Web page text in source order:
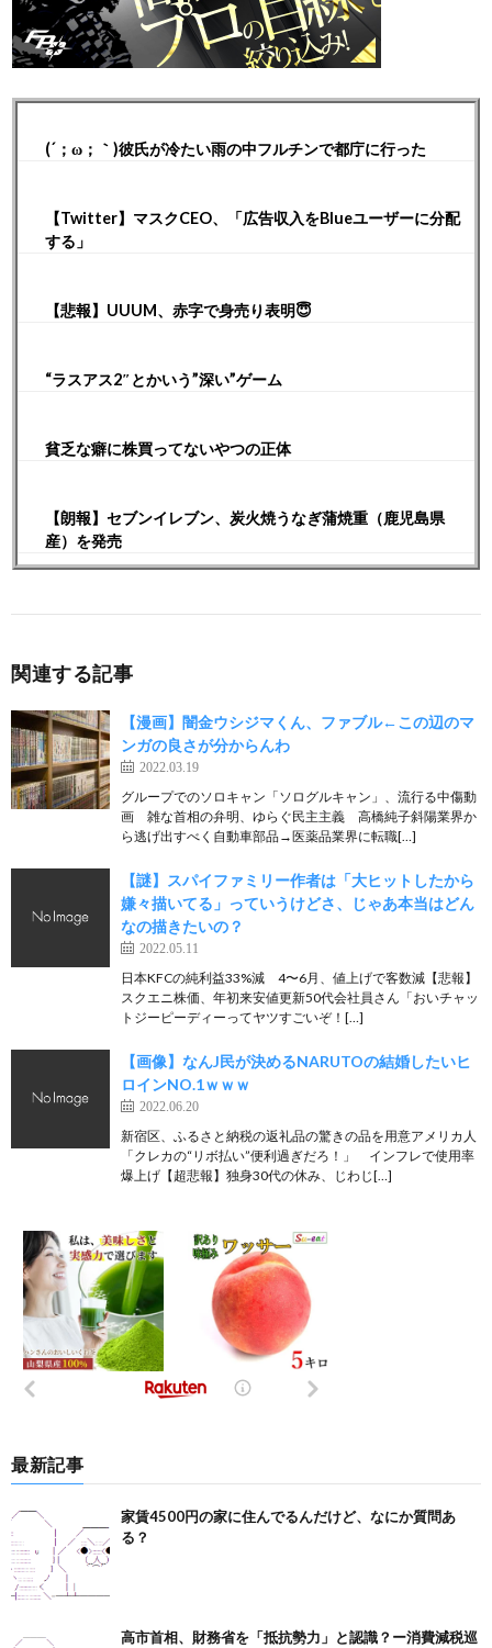
(´；ω；｀)彼氏が冷たい雨の中フルチンで都庁に行った
【Twitter】マスクCEO、「広告収入をBlueユーザーに分配
する」
【悲報】UUUM、赤字で身売り表明😇
“ラスアス2″とかいう”深い”ゲーム
貧乏な癖に株買ってないやつの正体
【朗報】セブンイレブン、炭火焼うなぎ蒲焼重（鹿児島県
産）を発売
関連する記事
【漫画】闇金ウシジマくん、ファブル←この辺のマ
ンガの良さが分からんわ
2022.03.19
グループでのソロキャン「ソログルキャン」、流行る中傷動
画 雑な首相の弁明、ゆらぐ民主主義 高橋純子斜陽業界か
ら逃げ出すべく自動車部品→医薬品業界に転職[…]
【謎】スパイファミリー作者は「大ヒットしたから
嫌々描いてる」っていうけどさ、じゃあ本当はどん
なの描きたいの？
2022.05.11
日本KFCの純利益33%減 4〜6月、値上げで客数減【悲報】
スクエニ株価、年初来安値更新50代会社員さん「おいチャッ
トジーピーディーってヤツすごいぞ！[…]
【画像】なんJ民が決めるNARUTOの結婚したいヒ
ロインNO.1ｗｗｗ
2022.06.20
新宿区、ふるさと納税の返礼品の驚きの品を用意アメリカ人
「クレカの“リボ払い”便利過ぎだろ！」 インフレで使用率
爆上げ【超悲報】独身30代の休み、じわじ[…]
最新記事
家賃4500円の家に住んでるんだけど、なにか質問あ
る？
高市首相、財務省を「抵抗勢力」と認識？ー消費減税巡